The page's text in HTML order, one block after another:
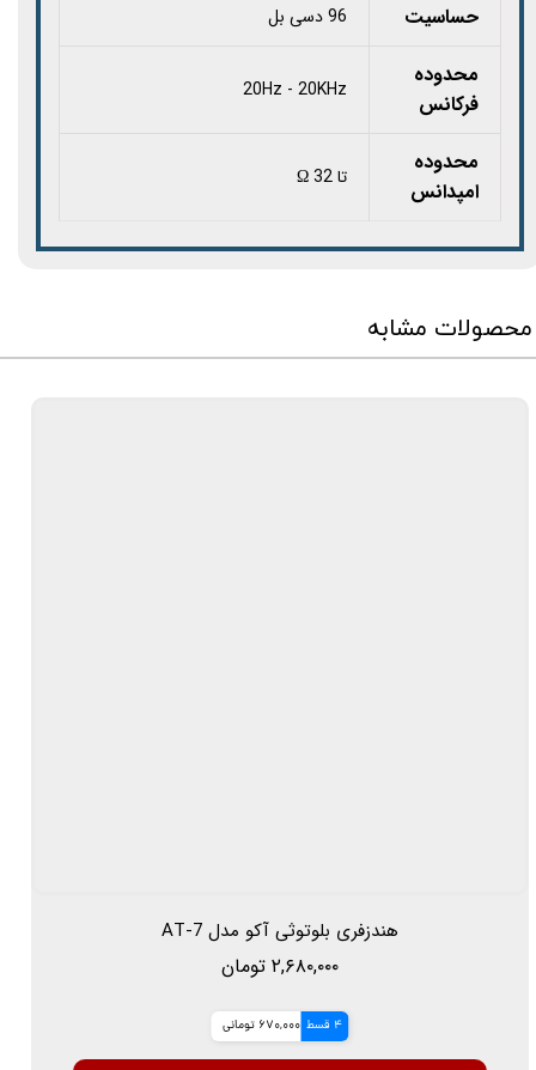
حساسیت 96 دسی بل
محدوده
فرکانس
20Hz - 20KHz
محدوده
امپدانس
تا 32 Ω
محصولات مشابه
هندزفری بلوتوثی آکو مدل AT-7
۲,۶۸۰,۰۰۰ تومان
4 قسط 670,000 تومانی